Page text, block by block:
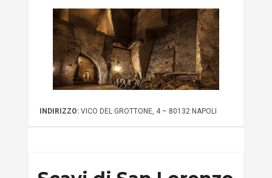
INDIRIZZO:VICO DEL GROTTONE, 4 – 80132 NAPOLI